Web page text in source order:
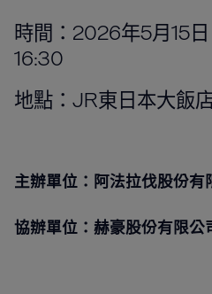
時間：2026年5月15
16:30
地點： JR東日本大飯
主辦單位：阿法拉伐股份有
協辦單位：赫豪股份有限公